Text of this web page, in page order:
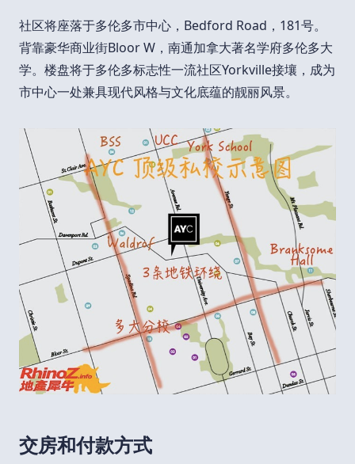
社区将座落于多伦多市中心，Bedford Road，181号。
背靠豪华商业街Bloor W，南通加拿大著名学府多伦多大
学。楼盘将于多伦多标志性一流社区Yorkville接壤，成为
市中心一处兼具现代风格与文化底蕴的靓丽风景。
交房和付款方式